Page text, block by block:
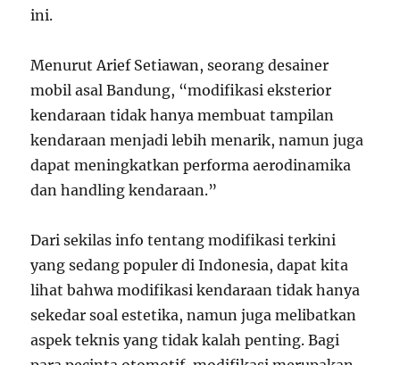
ini.
Menurut Arief Setiawan, seorang desainer
mobil asal Bandung, “modifikasi eksterior
kendaraan tidak hanya membuat tampilan
kendaraan menjadi lebih menarik, namun juga
dapat meningkatkan performa aerodinamika
dan handling kendaraan.”
Dari sekilas info tentang modifikasi terkini
yang sedang populer di Indonesia, dapat kita
lihat bahwa modifikasi kendaraan tidak hanya
sekedar soal estetika, namun juga melibatkan
aspek teknis yang tidak kalah penting. Bagi